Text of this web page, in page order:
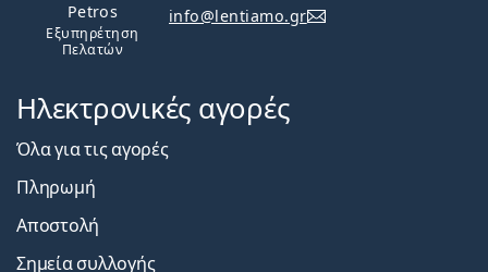
Petros
Εξυπηρέτηση
Πελατών
info@lentiamo.gr
Ηλεκτρονικές αγορές
Όλα για τις αγορές
Πληρωμή
Αποστολή
Σημεία συλλογής